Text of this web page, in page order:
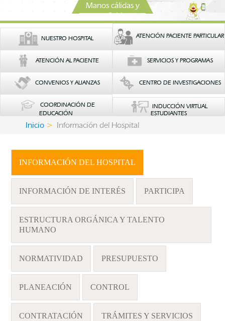
Manos cálidas y
confiables
NUESTRO HOSPITAL ATENCIÓN PACIENTE PARTICULAR
ATENCIÓN AL PACIENTE SERVICIOS Y PROGRAMAS
CONVENIOS Y ALIANZAS CENTRO DE INVESTIGACIONES
COORDINACIÓN DE
EDUCACIÓN
INDUCCIÓN VIRTUAL
ESTUDIANTES
Inicio Información del Hospital
INFORMACIÓN DEL HOSPITAL
INFORMACIÓN DE INTERÉS PARTICIPA
ESTRUCTURA ORGÁNICA Y TALENTO
HUMANO
NORMATIVIDAD PRESUPUESTO
PLANEACIÓN CONTROL
CONTRATACIÓN TRÁMITES Y SERVICIOS